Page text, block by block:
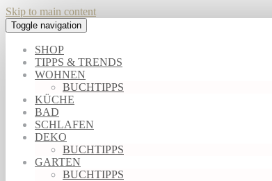
Skip to main content
Toggle navigation
SHOP
TIPPS & TRENDS
WOHNEN
BUCHTIPPS
KÜCHE
BAD
SCHLAFEN
DEKO
BUCHTIPPS
GARTEN
BUCHTIPPS